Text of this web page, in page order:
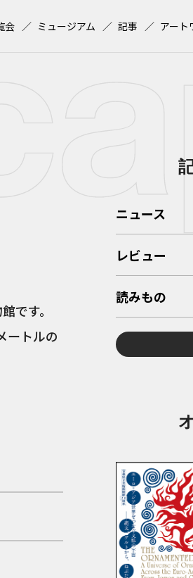
会 ミュージアム 記事 アート
です。
ートルの
ニュース
レビュー
読みもの